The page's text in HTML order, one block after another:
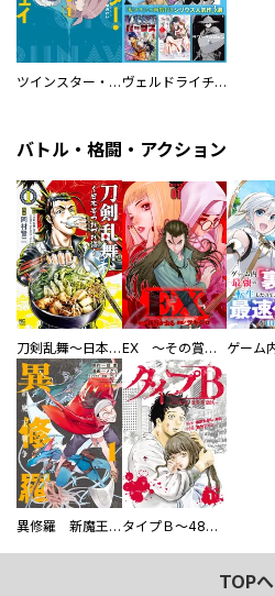
ツインスター・サイクロン・ランナウェイ ヴェルドライチオシ聖典パック 『転スラ』ミニ画集付き シリウス人気作３選
バトル・格闘・アクション
刀剣乱舞～日本号つれづれ酒～ EX ～その賞金稼ぎは、世界の出口を探す～【単行本版】
異修羅 新魔王戦争 タイプＢ～48時間後、致死率100％～【単話】
TOPへ